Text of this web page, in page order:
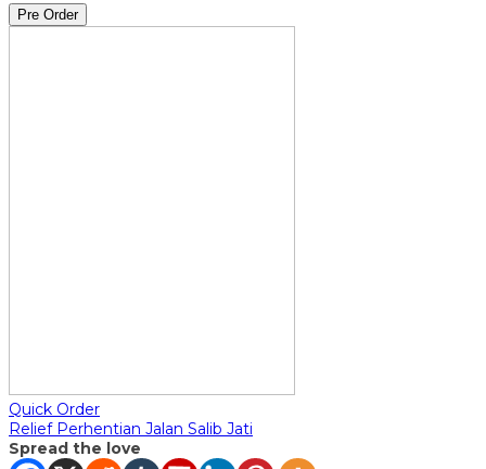
Pre Order
Quick Order
Relief Perhentian Jalan Salib Jati
Spread the love